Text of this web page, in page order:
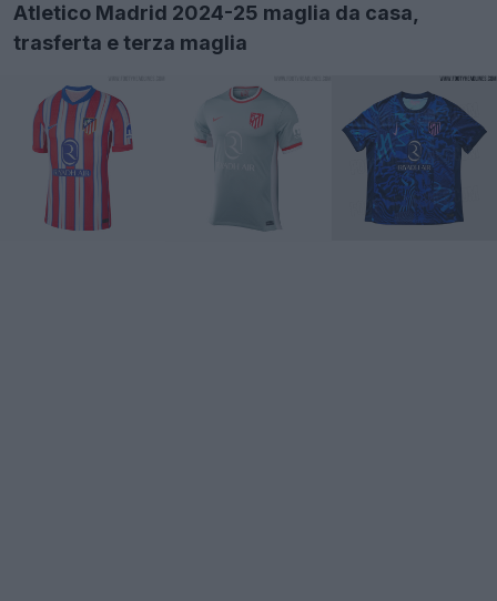
Atletico Madrid 2024-25 maglia da casa,
trasferta e terza maglia